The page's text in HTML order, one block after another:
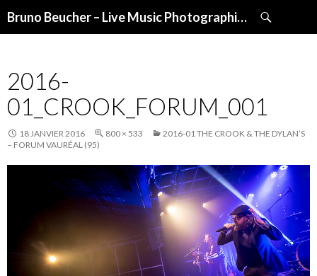
Bruno Beucher – Live Music Photographies
2016-
01_CROOK_FORUM_001
18 JANVIER 2016 800 × 533
2016-01 THE CROOK & THE DYLAN’S
– FORUM VAURÉAL (95)